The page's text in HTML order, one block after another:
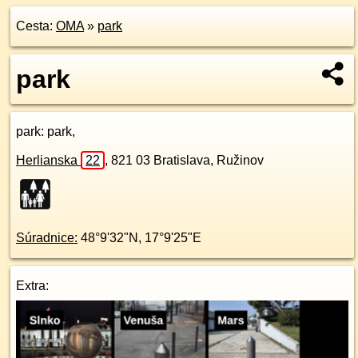
Cesta: OMA» park
park
park: park,
Herlianska 22 , 821 03 Bratislava, Ružinov
Súradnice: 48°9'32"N , 17°9'25"E
Extra: